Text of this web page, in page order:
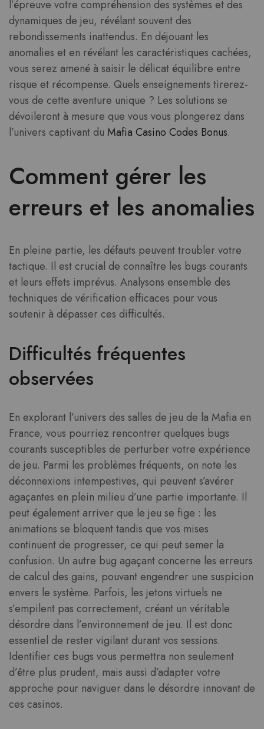
l’épreuve votre compréhension des systèmes et des
dynamiques de jeu, révélant souvent des
rebondissements inattendus. En déjouant les
anomalies et en révélant les caractéristiques cachées,
vous serez amené à saisir le délicat équilibre entre
risque et récompense. Quels enseignements tirerez-
vous de cette aventure unique ? Les solutions se
dévoileront à mesure que vous vous plongerez dans
l’univers captivant du Mafia Casino Codes Bonus.
Comment gérer les
erreurs et les anomalies
En pleine partie, les défauts peuvent troubler votre
tactique. Il est crucial de connaître les bugs courants
et leurs effets imprévus. Analysons ensemble des
techniques de vérification efficaces pour vous
soutenir à dépasser ces difficultés.
Difficultés fréquentes
observées
En explorant l’univers des salles de jeu de la Mafia en
France, vous pourriez rencontrer quelques bugs
courants susceptibles de perturber votre expérience
de jeu. Parmi les problèmes fréquents, on note les
déconnexions intempestives, qui peuvent s’avérer
agaçantes en plein milieu d’une partie importante. Il
peut également arriver que le jeu se fige : les
animations se bloquent tandis que vos mises
continuent de progresser, ce qui peut semer la
confusion. Un autre bug agaçant concerne les erreurs
de calcul des gains, pouvant engendrer une suspicion
envers le système. Parfois, les jetons virtuels ne
s’empilent pas correctement, créant un véritable
désordre dans l’environnement de jeu. Il est donc
essentiel de rester vigilant durant vos sessions.
Identifier ces bugs vous permettra non seulement
d’être plus prudent, mais aussi d’adapter votre
approche pour naviguer dans le désordre innovant de
ces casinos.